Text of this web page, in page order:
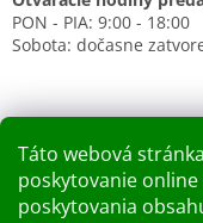
Táto webová
poskytovanie
poskytovania
PON - PIA: 9:00 - 18:00
Sobota: dočasne
Nákupný košík